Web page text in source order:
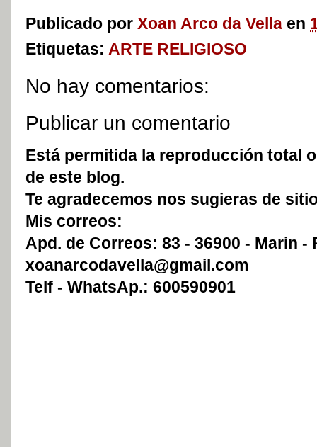
Publicado por Xoan Arco da Vella en
Etiquetas: ARTE RELIGIOSO
No hay comentarios:
Publicar un comentario
Está permitida la reproducción total
de este blog.
Te agradecemos nos sugieras de
Mis correos:
Apd. de Correos: 83 - 36900 - Marin -
xoanarcodavella@gmail.com
Telf - WhatsAp.: 600590901